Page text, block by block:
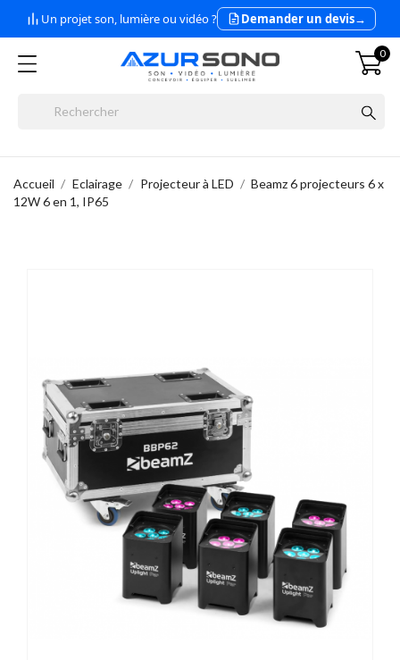
Un projet son, lumière ou vidéo ? Demander un devis→
0
Accueil Eclairage Projecteur à LED
Beamz 6 projecteurs 6 x
12W 6 en 1, IP65